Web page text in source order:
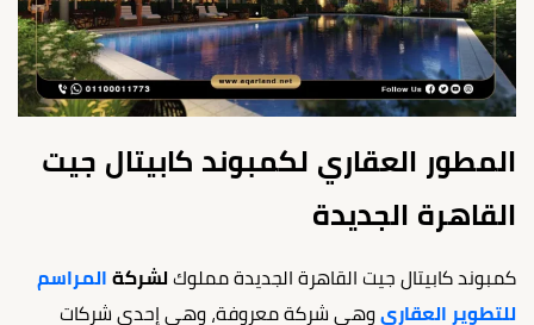
المطور العقاري لكمبوند كابيتال جيت
القاهرة الجديدة
كمبوند كابيتال جيت القاهرة الجديدة مملوك لشركة المراسم
للتطوير العقاري وهي شركة معروفة، وهي إحدى شركات